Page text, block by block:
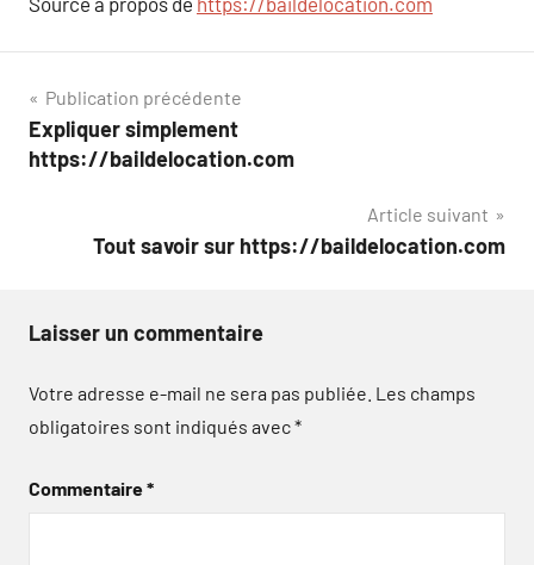
Navigation
de
Publication précédente
Expliquer simplement
https://baildelocation.com
Article suivant
Tout savoir sur https://baildelocation.com
Laisser un commentaire
Votre adresse e-mail ne sera pas publiée. Les champs
obligatoires sont indiqués avec*
Commentaire*